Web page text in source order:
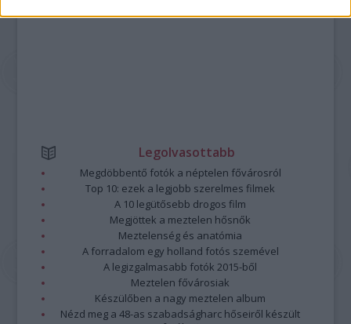
Részletek aFelhasználási feltételekbenés azadatvédelmi tájékoztatóban.
Legolvasottabb
Megdöbbentő fotók a néptelen fővárosról
Top 10: ezek a legjobb szerelmes filmek
A 10 legütősebb drogos film
Megjöttek a meztelen hősnők
Meztelenség és anatómia
A forradalom egy holland fotós szemével
A legizgalmasabb fotók 2015-ből
Meztelen fővárosiak
Készülőben a nagy meztelen album
Nézd meg a 48-as szabadságharc hőseiről készült